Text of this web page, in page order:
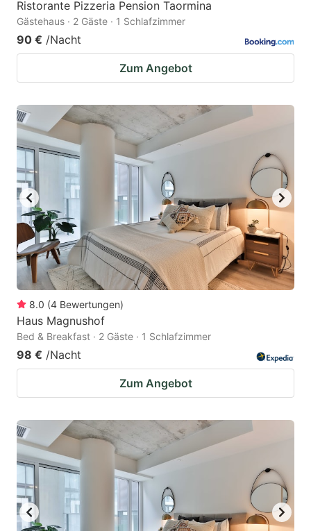
Ristorante Pizzeria Pension Taormina
Gästehaus · 2 Gäste · 1 Schlafzimmer
90 € /Nacht
Zum Angebot
8.0 (4 Bewertungen)
Haus Magnushof
Bed & Breakfast · 2 Gäste · 1 Schlafzimmer
98 € /Nacht
Zum Angebot